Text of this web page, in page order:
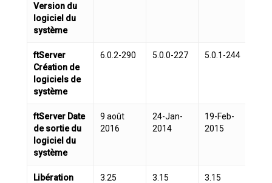
Version du
logiciel du
système
ftServer
Création de
logiciels de
système
6.0.2-290 5.0.0-227 5.0.1-244
ftServer Date
de sortie du
logiciel du
système
9 août
2016
24-Jan-
2014
19-Feb-
2015
Libération
3.25 3.15 3.15